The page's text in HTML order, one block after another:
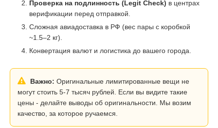
Проверка на подлинность (Legit Check) в центрах
верификации перед отправкой.
Сложная авиадоставка в РФ (вес пары с коробкой
~1.5–2 кг).
Конвертация валют и логистика до вашего города.
Важно: Оригинальные лимитированные вещи не
могут стоить 5-7 тысяч рублей. Если вы видите такие
цены - делайте выводы об оригинальности. Мы возим
качество, за которое ручаемся.